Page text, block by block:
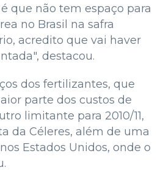
que não tem espaço para
no Brasil na safra
acredito que vai haver
destacou.
dos fertilizantes, que
parte dos custos de
limitante para 2010/11,
da Céleres, além de uma
Estados Unidos, onde o